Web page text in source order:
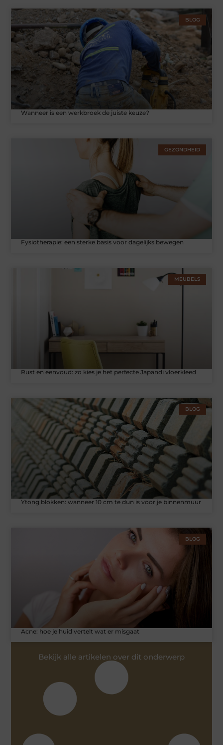
BLOG
Wanneer is een werkbroek de juiste keuze?
GEZONDHEID
Fysiotherapie: een sterke basis voor dagelijks bewegen
MEUBELS
Rust en eenvoud: zo kies je het perfecte Japandi vloerkleed
BLOG
Ytong blokken: wanneer 10 cm te dun is voor je binnenmuur
BLOG
Acne: hoe je huid vertelt wat er misgaat
Bekijk alle artikelen over dit onderwerp